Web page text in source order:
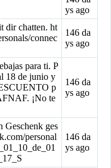
ys ago
dir chatten. ht
connec
146 da
ys ago
para ti. P
18 de junio y
p
¡No te
146 da
ys ago
Geschenk ges
personal
146 da
ys ago